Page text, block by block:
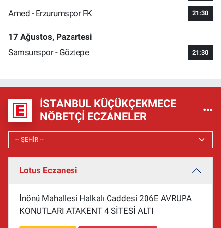
Amed - Erzurumspor FK 21:30
17 Ağustos, Pazartesi
Samsunspor - Göztepe
21:30
İSTANBUL KÜÇÜKÇEKMECE
NÖBETÇI ECZANELER
Lotus Eczanesi
İnönü Mahallesi Halkalı Caddesi 206E AVRUPA
KONUTLARI ATAKENT 4 SİTESİ ALTI